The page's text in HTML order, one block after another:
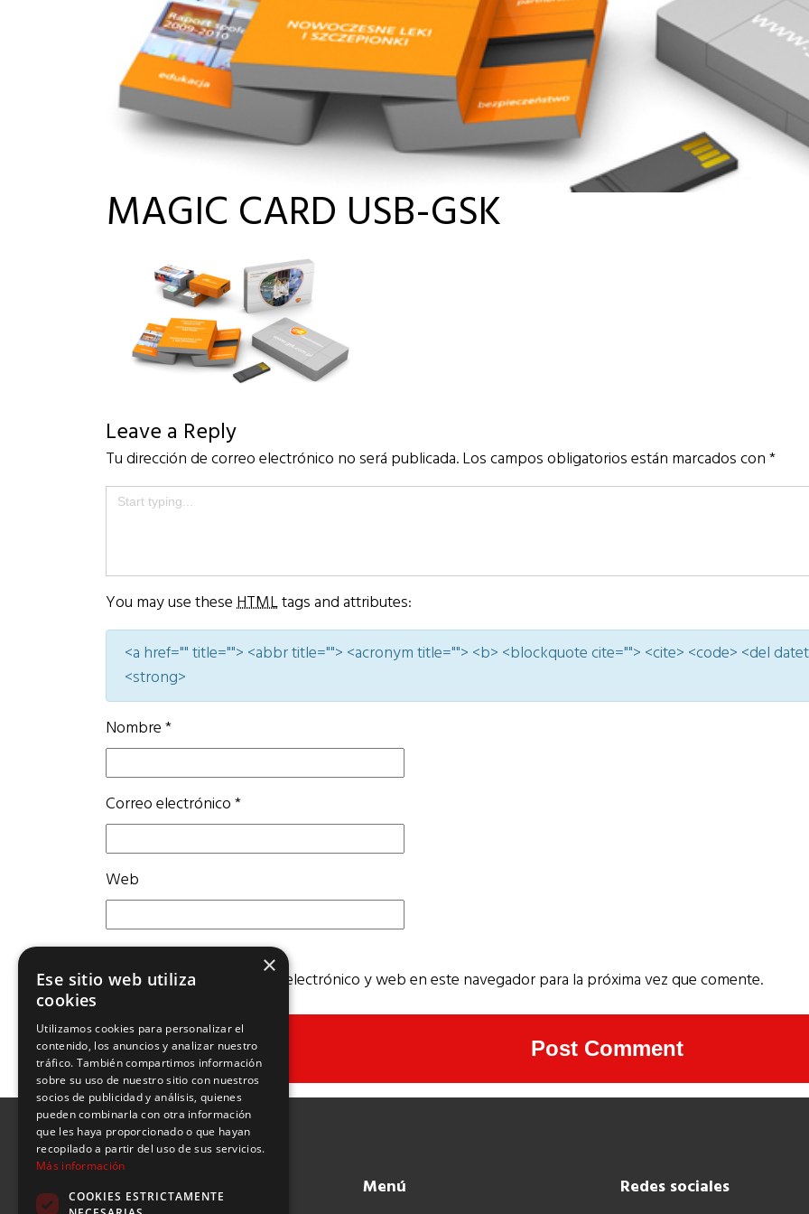
MAGIC CARD USB-GSK
Leave a Reply
Tu dirección de correo electrónico no será publicada.Los campos obligatorios están marcados con*
You may use theseHTMLtags and attributes:
<a href="" title=""> <abbr title=""> <acronym title=""> <b> <blockquote cite=""> <cite> <code> <del
<strong>
Nombre*
Correo electrónico*
Web
Guarda mi nombre, correo electrónico y web en este navegador para la próxima vez que comente.
Menú Redes sociales
×
Ese sitio web utiliza
cookies
Utilizamos cookies para personalizar el
contenido, los anuncios y analizar nuestro
tráfico. También compartimos información
sobre su uso de nuestro sitio con nuestros
socios de publicidad y análisis, quienes
pueden combinarla con otra información
que les haya proporcionado o que hayan
recopilado a partir del uso de sus servicios.
Más información
COOKIES ESTRICTAMENTE